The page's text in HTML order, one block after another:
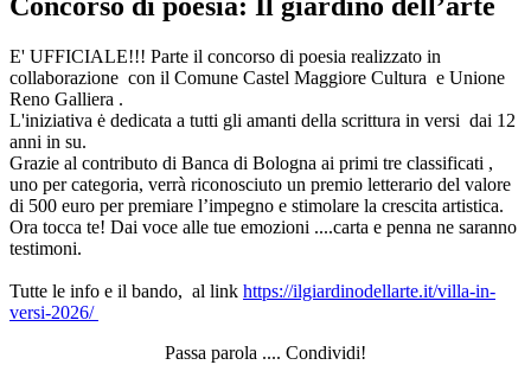
Concorso di poesia: Il giardino dell’arte
E' UFFICIALE!!! Parte il concorso di poesia realizzato in
collaborazione con il Comune Castel Maggiore Cultura e Unione
Reno Galliera .
L'iniziativa ė dedicata a tutti gli amanti della scrittura in versi dai 12
anni in su.
Grazie al contributo di Banca di Bologna ai primi tre classificati ,
uno per categoria, verrà riconosciuto un premio letterario del valore
di 500 euro per premiare l’impegno e stimolare la crescita artistica.
Ora tocca te! Dai voce alle tue emozioni ....carta e penna ne saranno
testimoni.
Tutte le info e il bando, al link https://ilgiardinodellarte.it/villa-in-
versi-2026/
Passa parola .... Condividi!